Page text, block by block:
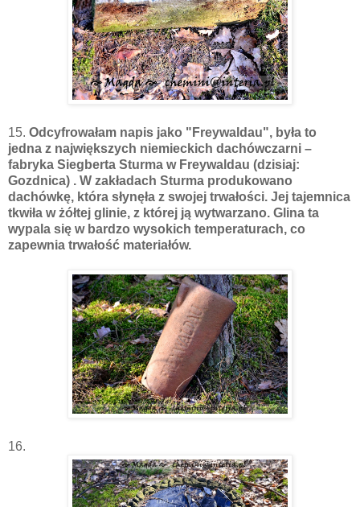
15. Odcyfrowałam napis jako "Freywaldau", była to
jedna z największych niemieckich dachówczarni –
fabryka Siegberta Sturma w Freywaldau (dzisiaj:
Gozdnica) . W zakładach Sturma produkowano
dachówkę, która słynęła z swojej trwałości. Jej tajemnica
tkwiła w żółtej glinie, z której ją wytwarzano. Glina ta
wypala się w bardzo wysokich temperaturach, co
zapewnia trwałość materiałów.
16.